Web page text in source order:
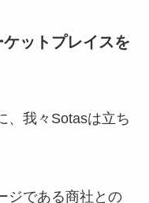
ットプレイスを
、我々Sotasは立ち
ジである商社との